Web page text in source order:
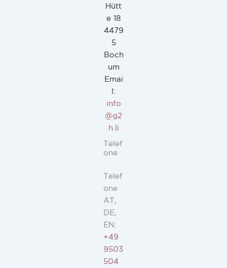
Hütt
e 18
4479
5
Boch
um
Emai
l:
info
@g2
h.li
Telef
one
Telef
one
AT,
DE,
EN:
+49
9503
504